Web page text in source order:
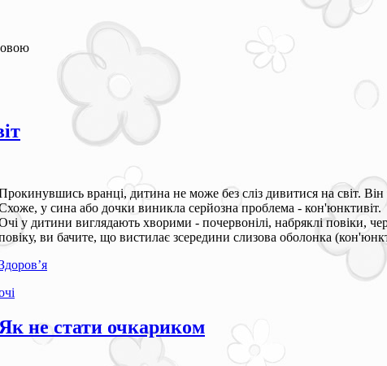
вранці, дитина не може без сліз дивитися на світ.
у сина або дочки виникла серйозна проблема - кон'юнктивіт.
у дитини виглядають хворими - почервонілі, набряклі повіки,
ви бачите, що вистилає зсередини слизова оболонка
Як не стати очкариком